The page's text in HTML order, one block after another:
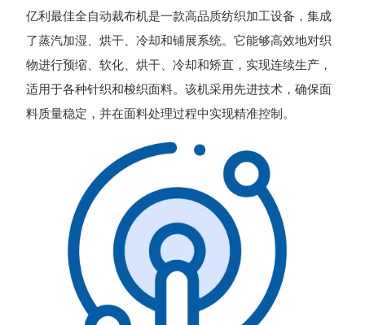
亿利最佳全自动裁布机是一款高品质纺织加工设备，集成
了蒸汽加湿、烘干、冷却和铺展系统。它能够高效地对织
物进行预缩、软化、烘干、冷却和矫直，实现连续生产，
适用于各种针织和梭织面料。该机采用先进技术，确保面
料质量稳定，并在面料处理过程中实现精准控制。